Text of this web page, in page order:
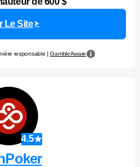
Le Site
responsable |GambleAware
4.5